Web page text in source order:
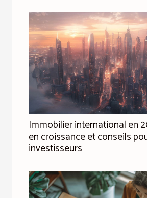
Immobilier international en
en croissance et conseils
investisseurs